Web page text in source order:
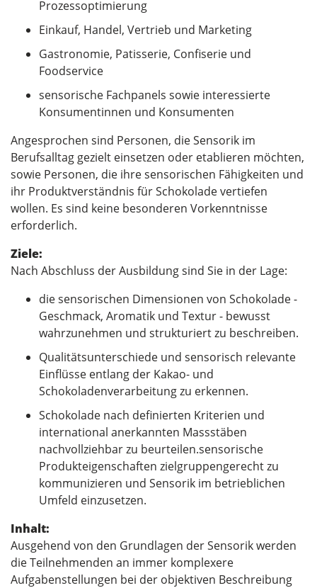
Prozessoptimierung
Einkauf, Handel, Vertrieb und Marketing
Gastronomie, Patisserie, Confiserie und
Foodservice
sensorische Fachpanels sowie interessierte
Konsumentinnen und Konsumenten
Angesprochen sind Personen, die Sensorik im
Berufsalltag gezielt einsetzen oder etablieren möchten,
sowie Personen, die ihre sensorischen Fähigkeiten und
ihr Produktverständnis für Schokolade vertiefen
wollen. Es sind keine besonderen Vorkenntnisse
erforderlich.
Ziele:
Nach Abschluss der Ausbildung sind Sie in der Lage:
die sensorischen Dimensionen von Schokolade -
Geschmack, Aromatik und Textur - bewusst
wahrzunehmen und strukturiert zu beschreiben.
Qualitätsunterschiede und sensorisch relevante
Einflüsse entlang der Kakao- und
Schokoladenverarbeitung zu erkennen.
Schokolade nach definierten Kriterien und
international anerkannten Massstäben
nachvollziehbar zu beurteilen.sensorische
Produkteigenschaften zielgruppengerecht zu
kommunizieren und Sensorik im betrieblichen
Umfeld einzusetzen.
Inhalt:
Ausgehend von den Grundlagen der Sensorik werden
die Teilnehmenden an immer komplexere
Aufgabenstellungen bei der objektiven Beschreibung